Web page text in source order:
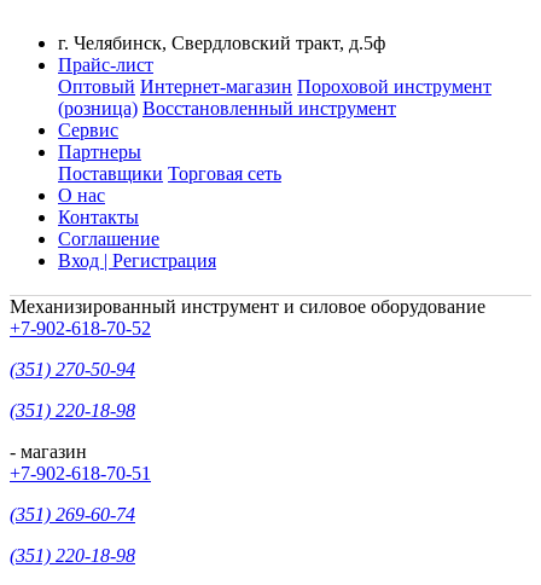
г. Челябинск, Свердловский тракт, д.5ф
Прайс-лист
Оптовый Интернет-магазин Пороховой инструмент
(розница) Восстановленный инструмент
Сервис
Партнеры
Поставщики Торговая сеть
О нас
Контакты
Соглашение
Вход | Регистрация
Механизированный инструмент и силовое оборудование
+7-902-618-70-52
(351) 270-50-94
(351) 220-18-98
- магазин
+7-902-618-70-51
(351) 269-60-74
(351) 220-18-98